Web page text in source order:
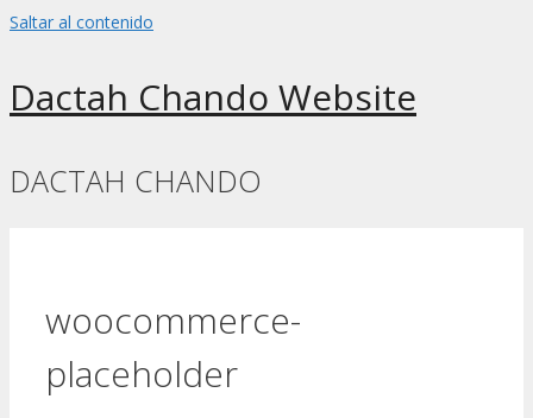
Saltar al contenido
Dactah Chando Website
DACTAH CHANDO
woocommerce-
placeholder